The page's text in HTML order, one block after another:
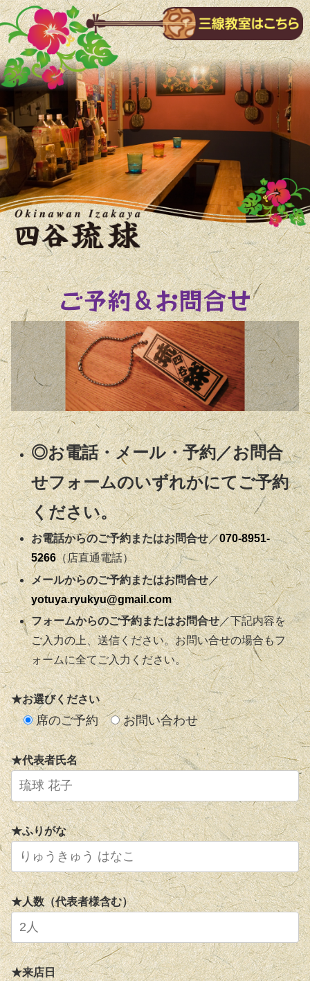
ご予約＆お問合せ
◎お電話・メール・予約／お問合
せフォームのいずれかにてご予約
ください。
お電話からのご予約またはお問合せ／070-8951-
5266（店直通電話）
メールからのご予約またはお問合せ／
yotuya.ryukyu@gmail.com
フォームからのご予約またはお問合せ／下記内容を
ご入力の上、送信ください。お問い合せの場合もフ
ォームに全てご入力ください。
★お選びください
席のご予約 お問い合わせ
★代表者氏名
★ふりがな
★人数（代表者様含む）
★来店日